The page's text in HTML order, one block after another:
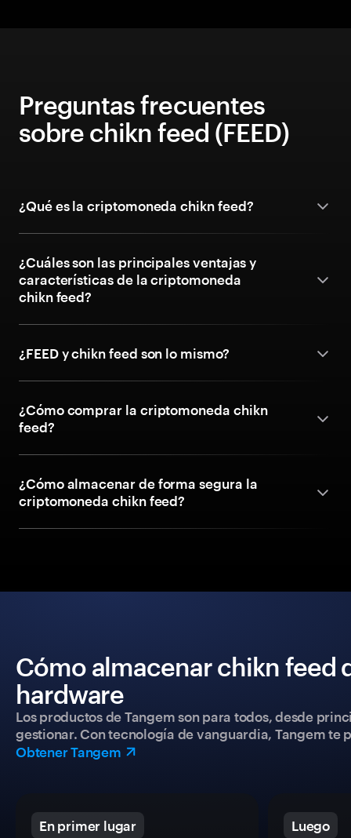
Preguntas frecuentes
sobre chikn feed (FEED)
¿Qué es la criptomoneda chikn feed?
¿Cuáles son las principales ventajas y
características de la criptomoneda
chikn feed?
¿FEED y chikn feed son lo mismo?
¿Cómo comprar la criptomoneda chikn
feed?
¿Cómo almacenar de forma segura la
criptomoneda chikn feed?
Cómo almacenar chikn feed
hardware
Los productos de Tangem son para todos, desde
gestionar. Con tecnología de vanguardia, Tangem
Obtener Tangem
En primer lugar Luego